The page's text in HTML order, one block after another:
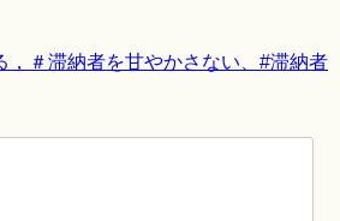
，＃滞納者を甘やかさない、#滞納者